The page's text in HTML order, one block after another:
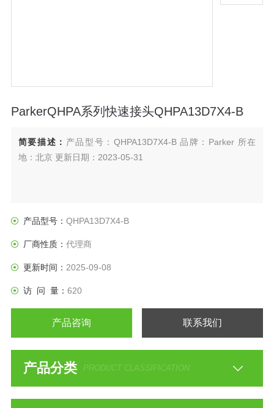
ParkerQHPA系列快速接头QHPA13D7X4-B
简要描述： 产品型号：QHPA13D7X4-B 品牌：Parker 所在
地：北京 更新日期：2023-05-31
产品型号： QHPA13D7X4-B
厂商性质： 代理商
更新时间： 2025-09-08
访 问 量： 620
产品咨询 联系我们
产品分类 PRODUCT CLASSIFICATION